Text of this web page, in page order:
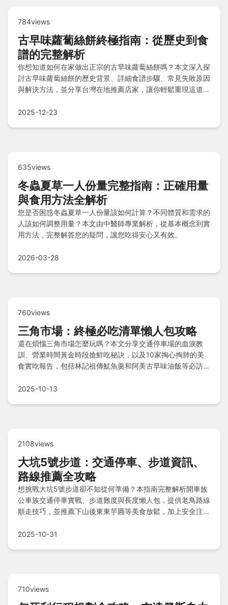
784views
古早味蘿蔔絲餅終極指南：從歷史到食
譜的完整解析
你想知道如何在家做出正宗的古早味蘿蔔絲餅嗎？本文深入探
討古早味蘿蔔絲餅的歷史背景、詳細食譜步驟、常見失敗原因
與解決方法，並分享台灣在地推薦店家，讓你輕鬆重現這道經
2025-12-23
635views
冬蟲夏草一人份量完整指南：正確用量
與食用方法全解析
您是否困惑冬蟲夏草一人份量該如何計算？不同體質和需求的
人該如何調整用量？本文由中醫師專業解析，從基本概念到實
用方法，完整解答您的疑問，讓您吃得安心又有效。
2026-03-28
760views
三角市場：終極必吃清單懶人包攻略
還在煩惱三角市場怎麼玩嗎？本文分享交通停車場的血淚教
訓、營業時間黃金時段搶鮮吃秘訣，以及10家掏心掏肺的美
食實吃報告，包括林記祖傳魷魚羹和阿美古早味油飯等必訪店
你一次掌握所有攻略！
2025-10-13
2108views
大坑5號步道：交通停車、步道資訊、
路線推薦全攻略
想挑戰大坑5號步道卻不知從何準備？本指南完整解析開車族
公車族交通停車實戰、步道難度與長度懶人包，提供老鳥路線
順走技巧，並推薦下山後東東芋圓等美食放鬆，加上安全注意
2025-10-31
710views